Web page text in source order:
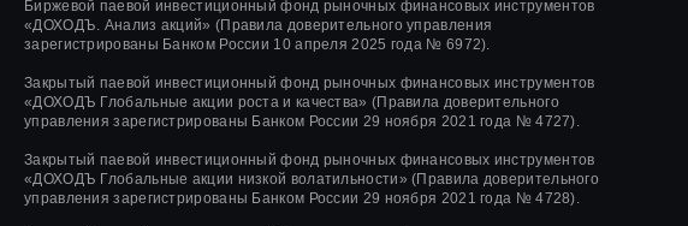
Биржевой паевой инвестиционный фонд рыночных финансовых инструментов
«ДОХОДЪ. Анализ акций» (Правила доверительного управления
зарегистрированы Банком России 10 апреля 2025 года № 6972).
Закрытый паевой инвестиционный фонд рыночных финансовых инструментов
«ДОХОДЪ Глобальные акции роста и качества» (Правила доверительного
управления зарегистрированы Банком России 29 ноября 2021 года № 4727).
Закрытый паевой инвестиционный фонд рыночных финансовых инструментов
«ДОХОДЪ Глобальные акции низкой волатильности» (Правила доверительного
управления зарегистрированы Банком России 29 ноября 2021 года № 4728).